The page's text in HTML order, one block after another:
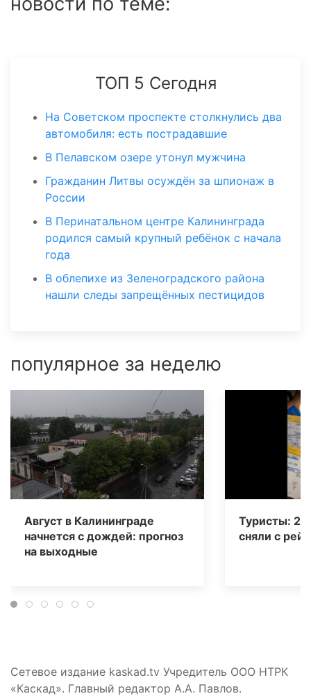
ТОП 5 Сегодня
На Советском проспекте столкнулись два
автомобиля: есть пострадавшие
В Пелавском озере утонул мужчина
Гражданин Литвы осуждён за шпионаж в
России
В Перинатальном центре Калининграда
родился самый крупный ребёнок с начала
года
В облепихе из Зеленоградского района
нашли следы запрещённых пестицидов
популярное за неделю
Август в Калининграде
начнется с дождей: прогноз
на выходные
Туристы: 20
сняли с
Сетевое издание kaskad.tv Учредитель ООО НТРК
«Каскад». Главный редактор А.А. Павлов.